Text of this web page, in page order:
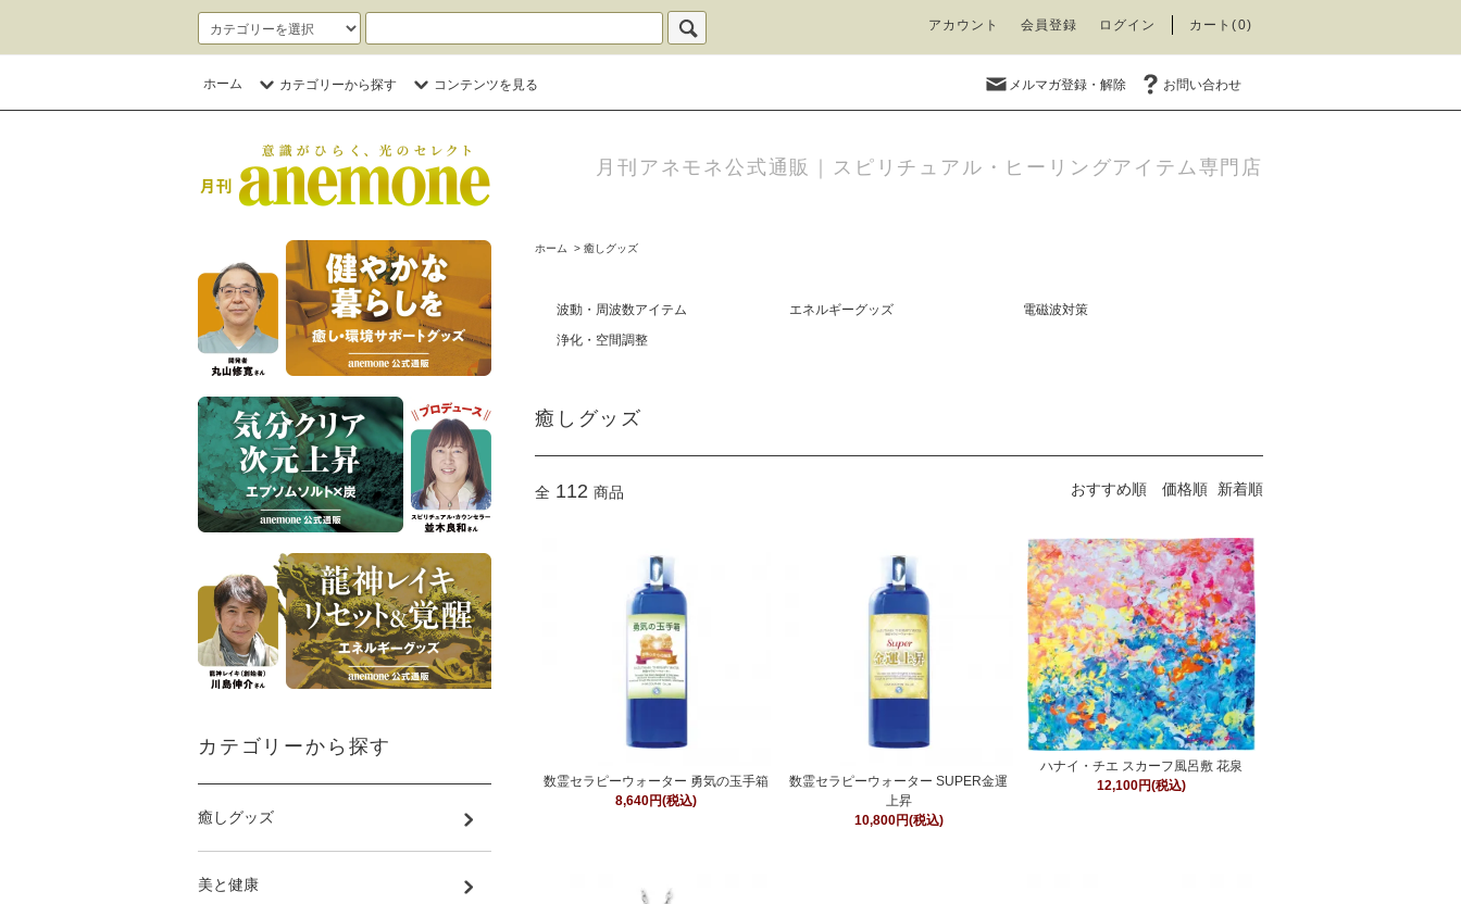
アカウント 会員登録 ログイン カート(0)
ホーム カテゴリーから探す コンテンツを見る メルマガ登録・解除 お問い合わせ
月刊アネモネ公式通販｜スピリチュアル・ヒーリングアイテム専門店
ホーム > 癒しグッズ
波動・周波数アイテム エネルギーグッズ
電磁波対策
浄化・空間調整
癒しグッズ
全 112 商品 おすすめ順 価格順 新着順
数霊セラピーウォーター 勇気の玉手箱
8,640円(税込)
数霊セラピーウォーター SUPER金運
上昇
10,800円(税込)
ハナイ・チエ スカーフ風呂敷 花泉
12,100円(税込)
カテゴリーから探す
癒しグッズ
美と健康